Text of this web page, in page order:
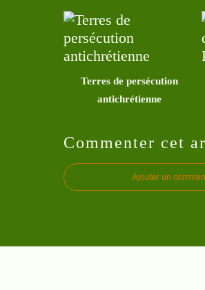
Terres de persécution
antichrétienne
Commenter cet
Ajouter un